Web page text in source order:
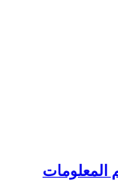
المعلومات